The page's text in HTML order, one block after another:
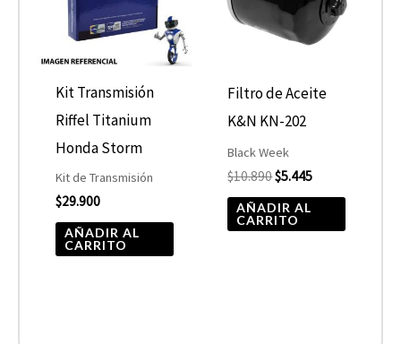
Kit Transmisión
Riffel Titanium
Honda Storm
Kit de Transmisión
$29.900
AÑADIR AL
CARRITO
Filtro de Aceite
K&N KN-202
Black Week
$10.890$5.445
AÑADIR AL
CARRITO